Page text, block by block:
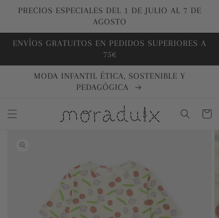
directamente
PRECIOS ESPECIALES DEL 1 DE JULIO AL 7 DE
AGOSTO
ENVÍOS GRATUITOS EN PEDIDOS SUPERIORES A
75€
MODA INFANTIL ÉTICA, SOSTENIBLE Y
PEDAGÓGICA
Carrito
información